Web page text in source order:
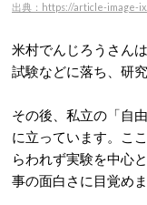
出典：https://article-image-
米村でんじろうさん
試験などに落ち、研
その後、私立の「自
に立っています。こ
らわれず実験を中心
事の面白さに目覚めま